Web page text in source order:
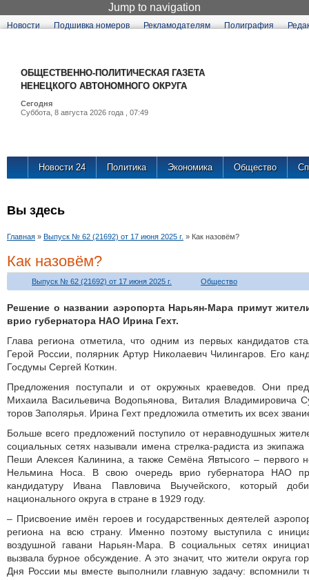
Jump to navigation
Новости Подшивка номеров Рекламодателям Полиграфия
Новости 24 Политика Экономика Общество
Вы здесь
Главная » Выпуск № 62 (21692) от 17 июня 2025 г. » Как назовём?
Как назовём?
Выпуск № 62 (21692) от 17 июня 2025 г. Общество
Решение о названии аэропорта Нарьян-Мара примут
врио губернатора НАО Ирина Гехт.
Глава региона отметила, что одним из первых кандидатов
Герой России, полярник Артур Николае­вич Чилингаров. Его
Госдумы Сергей Коткин.
Предложения поступали и от окружных краеведов. Они
Михаила Васильевича Водопьянова, Виталия Владимировича
торов Заполярья. Ирина Гехт предложила отметить их всех
Больше всего предложений поступило от неравнодушных
социальных сетях называли имена стрелка-радиста из
Пеши Алексея Калинина, а также Семёна Явтысого – первого
Нельмина Носа. В свою очередь врио губернатора НАО
кандидатуру Ивана Павловича Выучейского, который
национального округа в стране в 1929 году.
– Присвоение имён героев и государственных деятелей
региона на всю страну. Именно поэтому выступила с
воздушной гавани Нарьян-Мара. В социальных сетях
вызвала бурное обсуждение. А это значит, что жители округа
Дня России мы вместе выполнили главную задачу: вспомнили